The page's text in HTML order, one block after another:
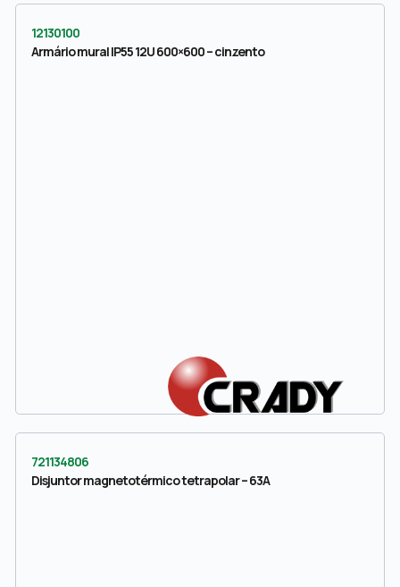
12130100
Armário mural IP55 12U 600×600 – cinzento
721134806
Disjuntor magnetotérmico tetrapolar – 63A